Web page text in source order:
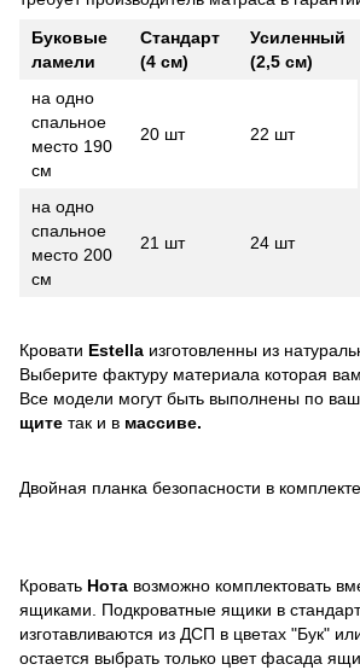
Буковые
ламели
Стандарт
(4 см)
Усиленный
(2,5 см)
на одно
спальное
место 190
см
20 шт 22 шт
на одно
спальное
место 200
см
21 шт 24 шт
Кровати Estella изготовленны из
Выберите фактуру материала которая
Все модели могут быть выполнены по
щите так и в массиве.
Двойная планка безопасности в
Кровать Нота возможно комплектовать
ящиками. Подкроватные ящики в
изготавливаются из ДСП в цветах "Бук"
остается выбрать только цвет фасада